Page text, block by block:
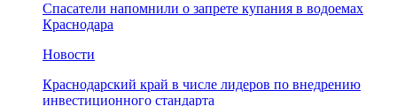
Спасатели напомнили о запрете купания в водоемах
Краснодара
Новости
Краснодарский край в числе лидеров по внедрению
инвестиционного стандарта